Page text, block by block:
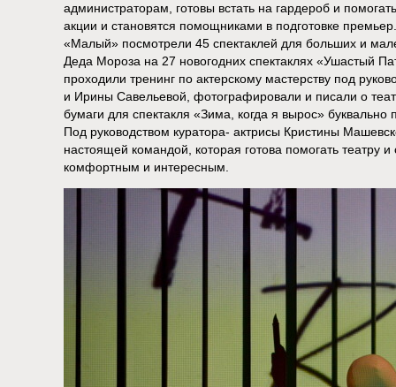
администраторам, готовы встать на гардероб и
акции и становятся помощниками в подготовке
«Малый» посмотрели 45 спектаклей для больших и
Деда Мороза на 27 новогодних спектаклях «Ушастый
проходили тренинг по актерскому мастерству под
и Ирины Савельевой, фотографировали и писали о
бумаги для спектакля «Зима, когда я вырос»
Под руководством куратора- актрисы Кристины
настоящей командой, которая готова помогать театру
комфортным и интересным.